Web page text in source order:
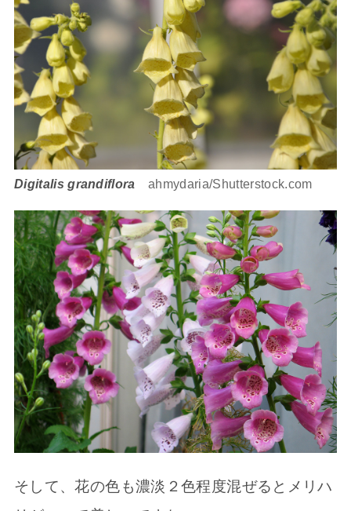
Digitalis grandiflora ahmydaria/Shutterstock.com
そして、花の色も濃淡２色程度混ぜるとメリハ